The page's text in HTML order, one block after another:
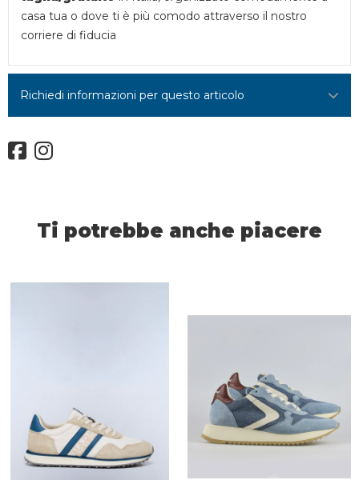
casa tua o dove ti è più comodo attraverso il nostro
corriere di fiducia
Richiedi informazioni per questo articolo
Ti potrebbe anche piacere